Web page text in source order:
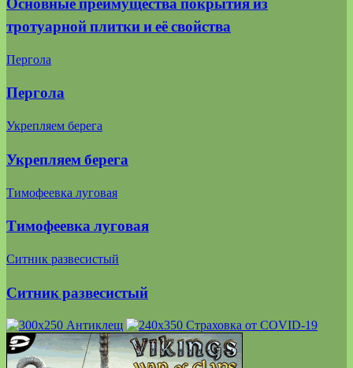
тротуарной плитки и её свойства
Пергола
Пергола
Укрепляем берега
Укрепляем берега
Тимофеевка луговая
Тимофеевка луговая
Ситник развесистый
Ситник развесистый